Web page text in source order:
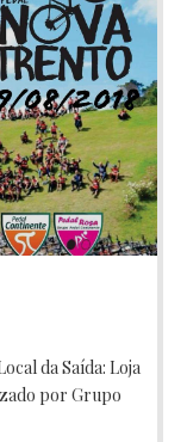
da Saída: Loja
por Grupo